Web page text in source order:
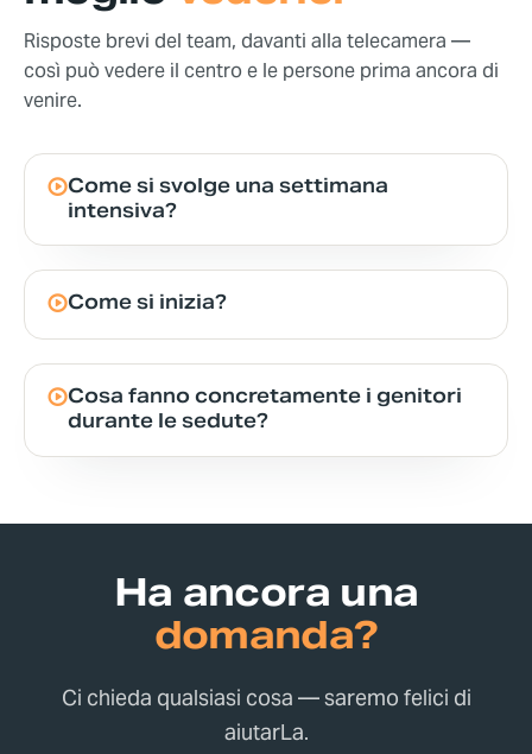
Risposte brevi del team, davanti alla telecamera —
così può vedere il centro e le persone prima ancora di
venire.
Come si svolge una settimana
intensiva?
Come si inizia?
Cosa fanno concretamente i genitori
durante le sedute?
Ha ancora una
domanda?
Ci chieda qualsiasi cosa — saremo felici di
aiutarLa.